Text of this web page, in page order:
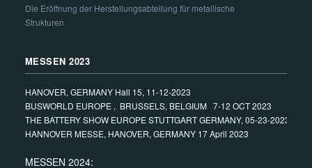
Die Eröffnung der Herstellungsabteilung für metallische
Strukturen
MESSEN 2023
HANOVER, GERMANY Hall 15, 11-12-2023
BUSWORLD EUROPE , BRUSSELS, BELGIUM 7-12 OCT 2023
THE BATTERY SHOW EUROPE STUTTGART GERMANY, 05-23-2023
HANNOVER MESSE, HANOVER, GERMANY 17 April 2023
MESSEN 2024: